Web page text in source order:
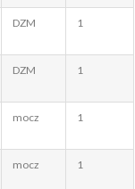
DZM 1
DZM 1
mocz 1
mocz 1